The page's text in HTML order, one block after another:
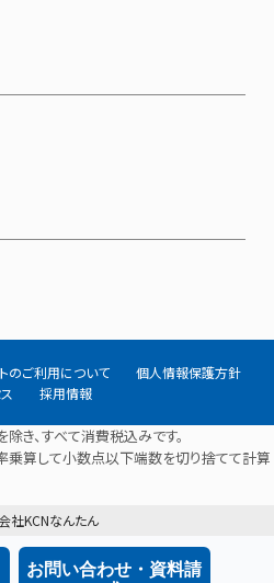
のご利用について
個人情報保護方針
採用情報
、すべて消費税込みです。
算して小数点以下端数を切り捨てて計算
社KCNなんたん
お問い合わせ・資料請